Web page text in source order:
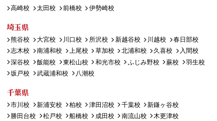
高崎校 太田校 前橋校 伊勢崎校
埼玉県
熊谷校 大宮校 川口校 所沢校 新越谷校 川越校
春日部校
志木校
南浦和校 上尾校 草加校 北浦和校 久喜校
入間校
深谷校
飯能校 東松山校 和光市校 ふじみ野校 蕨校
羽生校
坂戸校
武蔵浦和校 八潮校
千葉県
市川校 新浦安校 柏校 津田沼校 千葉校
新鎌ヶ谷校
勝田台校
松戸校 船橋校 成田校 南流山校
木更津校